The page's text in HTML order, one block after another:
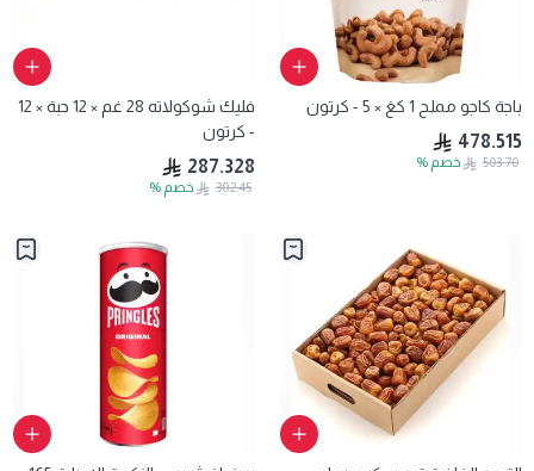
باجة كاجو مملح 1 كغ × 5 - كرتون
478.515
503.70 خصم %
فليك شوكولاته 28 غم × 12 حبة × 12
- كرتون
287.328
302.45 خصم %